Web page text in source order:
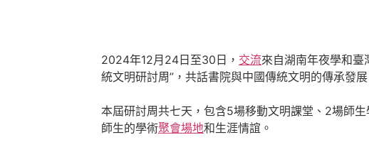
2024年12月24日至30日， 交流來自湖南年夜學和臺
統文明研討周”，共話書院與中國傳統文明的傳承發展
本屆研討周共七天，包含5場移動文明課堂、2場師
師生的學術聚會場地和生涯情誼。